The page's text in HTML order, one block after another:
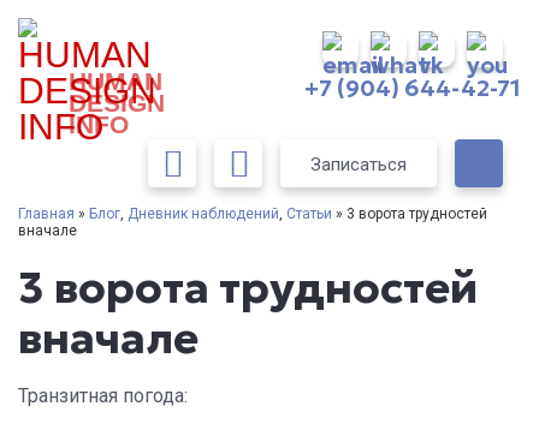
HUMAN
DESIGN
INFO
+7 (904) 644-42-71
Записаться
Главная » Блог, Дневник наблюдений, Статьи » 3 ворота трудностей
вначале
3 ворота трудностей
вначале
Транзитная погода: